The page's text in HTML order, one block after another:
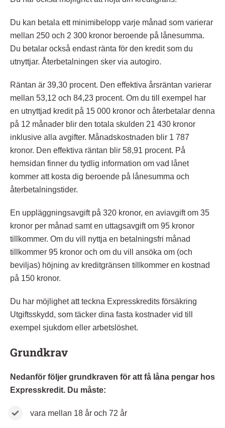
Du kan betala ett minimibelopp varje månad som varierar
mellan 250 och 2 300 kronor beroende på lånesumma.
Du betalar också endast ränta för den kredit som du
utnyttjar. Återbetalningen sker via autogiro.
Räntan är 39,30 procent. Den effektiva årsräntan varierar
mellan 53,12 och 84,23 procent. Om du till exempel har
en utnyttjad kredit på 15 000 kronor och återbetalar denna
på 12 månader blir den totala skulden 21 430 kronor
inklusive alla avgifter. Månadskostnaden blir 1 787
kronor. Den effektiva räntan blir 58,91 procent. På
hemsidan finner du tydlig information om vad lånet
kommer att kosta dig beroende på lånesumma och
återbetalningstider.
En uppläggningsavgift på 320 kronor, en aviavgift om 35
kronor per månad samt en uttagsavgift om 95 kronor
tillkommer. Om du vill nyttja en betalningsfri månad
tillkommer 95 kronor och om du vill ansöka om (och
beviljas) höjning av kreditgränsen tillkommer en kostnad
på 150 kronor.
Du har möjlighet att teckna Expresskredits försäkring
Utgiftsskydd, som täcker dina fasta kostnader vid till
exempel sjukdom eller arbetslöshet.
Grundkrav
Nedanför följer grundkraven för att få låna pengar hos
Expresskredit. Du måste:
vara mellan 18 år och 72 år